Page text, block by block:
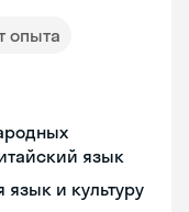
опыта
язык
язык и культуру